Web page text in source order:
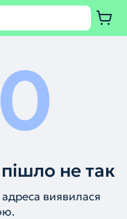
0
не так
виявилася